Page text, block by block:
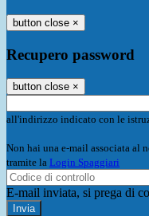
button close ×
Recupero password
button close ×
all'indirizzo indicato con le
Non hai una e-mail associata al
tramite la Login Spaggiari
E-mail inviata, si prega di